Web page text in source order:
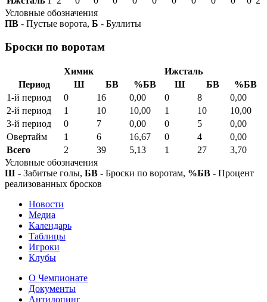
Условные обозначения
ПВ - Пустые ворота, Б - Буллиты
Броски по воротам
Химик
Ижсталь
Период
Ш БВ %БВ Ш БВ
%БВ
1-й период
0 16 0,00 0 8
0,00
2-й период
1 10 10,00 1 10
10,00
3-й период
0 7 0,00 0 5
0,00
Овертайм
1 6 16,67 0 4
0,00
Всего
2 39 5,13 1 27
3,70
Условные обозначения
Ш - Забитые голы, БВ - Броски по воротам, %БВ - Процент
реализованных бросков
Новости
Медиа
Календарь
Таблицы
Игроки
Клубы
О Чемпионате
Документы
Антидопинг